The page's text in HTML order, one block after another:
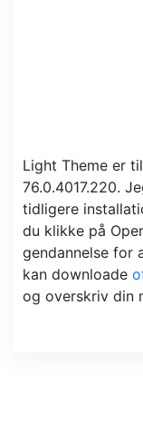
Light Theme er
76.0.4017.220.
tidligere
du klikke på
gendannelse for
kan downloade
og overskriv din